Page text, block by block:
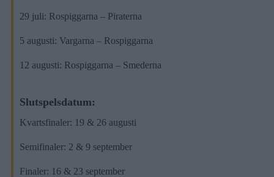
29 juli: Rospiggarna – Piraterna
5 augusti: Vargarna – Rospiggarna
12 augusti: Rospiggarna – Smederna
Slutspelsdatum:
Kvartsfinaler: 19 & 26 augusti
Semifinaler: 2 & 9 september
Finaler: 16 & 23 september